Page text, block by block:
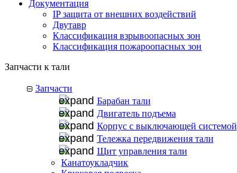
Документация
IP защита от внешних воздействий
Двутавр
Классификация взрывоопасных зон
Классификация пожароопасных зон
Запчасти к тали
Запчасти
Барабан тали
Двигатель подъема
Корпус с выключающей системой
Тележка передвижения тали
Щит управления тали
Канатоукладчик